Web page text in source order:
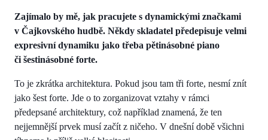
Zajímalo by mě, jak pracujete s dynamickými značkami
v Čajkovského hudbě. Někdy skladatel předepisuje velmi
expresivní dynamiku jako třeba pětinásobné piano
či šestinásobné forte.
To je zkrátka architektura. Pokud jsou tam tři forte, nesmí znít
jako šest forte. Jde o to zorganizovat vztahy v rámci
předepsané architektury, což například znamená, že ten
nejjemnější prvek musí začít z ničeho. V dnešní době všichni